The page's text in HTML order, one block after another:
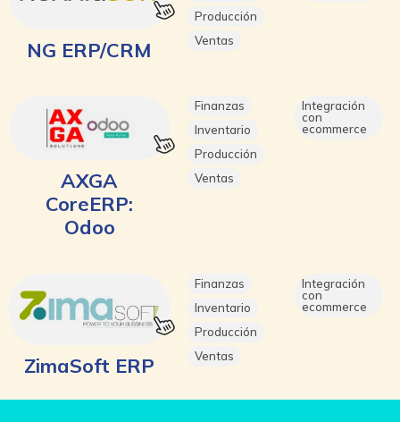
NG ERP/CRM
Producción
Ventas
AXGA
CoreERP:
Odoo
Finanzas
Inventario
Producción
Ventas
Integración
con
ecommerce
ZimaSoft ERP
Finanzas
Inventario
Producción
Ventas
Integración
con
ecommerce